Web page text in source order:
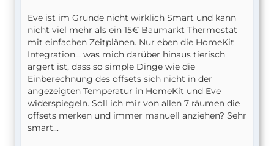
Eve ist im Grunde nicht wirklich Smart und kann
nicht viel mehr als ein 15€ Baumarkt Thermostat
mit einfachen Zeitplänen. Nur eben die HomeKit
Integration... was mich darüber hinaus tierisch
ärgert ist, dass so simple Dinge wie die
Einberechnung des offsets sich nicht in der
angezeigten Temperatur in HomeKit und Eve
widerspiegeln. Soll ich mir von allen 7 räumen die
offsets merken und immer manuell anziehen? Sehr
smart...